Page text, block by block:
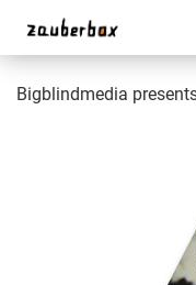
Bigblindmedia